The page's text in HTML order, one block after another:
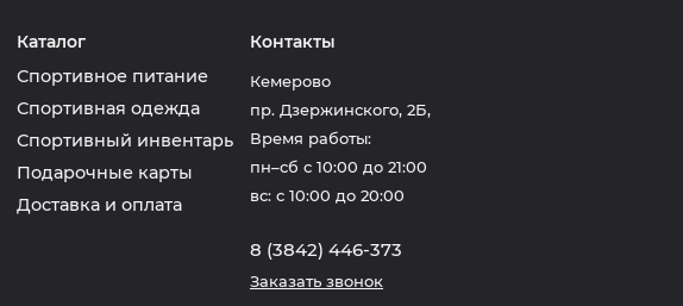
Каталог
Спортивное питание
Спортивная одежда
Спортивный инвентарь
Подарочные карты
Доставка и оплата
Контакты
Кемерово
пр. Дзержинского, 2Б,
Время работы:
пн–сб с 10:00 до 21:00
вс: с 10:00 до 20:00
8 (3842) 446-373
Заказать звонок